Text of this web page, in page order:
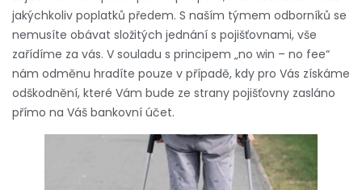
jakýchkoliv poplatků předem. S naším týmem odborníků se
nemusíte obávat složitých jednání s pojišťovnami, vše
zařídíme za vás. V souladu s principem „no win – no fee“
nám odměnu hradíte pouze v případě, kdy pro Vás získáme
odškodnění, které Vám bude ze strany pojišťovny zasláno
přímo na Váš bankovní účet.